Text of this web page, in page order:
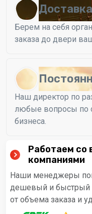
Берем на себя
заказа до двери
Наш директор по
любые вопросы по
бизнеса.
Работаем со
компаниями
Наши менеджеры
дешевый и быстрый
от объема заказа и